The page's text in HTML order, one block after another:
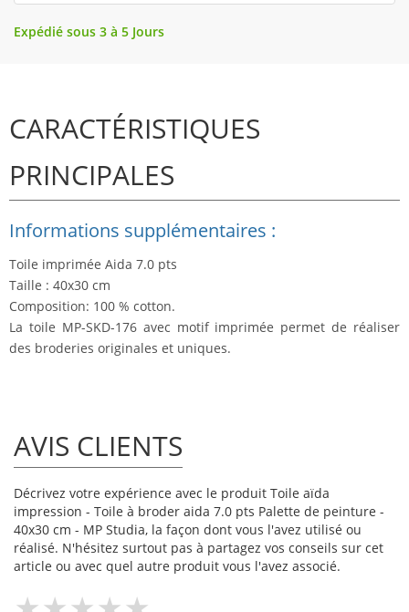
Expédié sous 3 à 5 Jours
CARACTÉRISTIQUES
PRINCIPALES
Informations supplémentaires :
Toile imprimée Aida 7.0 pts
Taille : 40x30 cm
Composition: 100 % cotton.
La toile MP-SKD-176 avec motif imprimée permet de réaliser
des broderies originales et uniques.
AVIS CLIENTS
Décrivez votre expérience avec le produit Toile aïda
impression - Toile à broder aida 7.0 pts Palette de peinture -
40x30 cm - MP Studia, la façon dont vous l'avez utilisé ou
réalisé. N'hésitez surtout pas à partagez vos conseils sur cet
article ou avec quel autre produit vous l'avez associé.